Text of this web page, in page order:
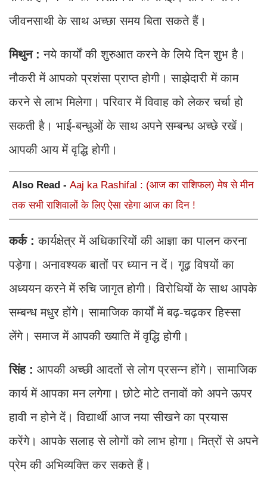
जीवनसाथी के साथ अच्छा समय बिता सकते हैं।
मिथुन :नये कार्यों की शुरुआत करने के लिये दिन शुभ है।
नौकरी में आपको प्रशंसा प्राप्त होगी। साझेदारी में काम
करने से लाभ मिलेगा। परिवार में विवाह को लेकर चर्चा हो
सकती है। भाई-बन्धुओं के साथ अपने सम्बन्ध अच्छे रखें।
आपकी आय में वृद्धि होगी।
Also Read - Aaj ka Rashifal : (आज का राशिफल) मेष से मीन
तक सभी राशिवालों के लिए ऐसा रहेगा आज का दिन !
कर्क :कार्यक्षेत्र में अधिकारियों की आज्ञा का पालन करना
पड़ेगा। अनावश्यक बातों पर ध्यान न दें। गूढ़ विषयों का
अध्ययन करने में रुचि जागृत होगी। विरोधियों के साथ आपके
सम्बन्ध मधुर होंगे। सामाजिक कार्यों में बढ़-चढ़कर हिस्सा
लेंगे। समाज में आपकी ख्याति में वृद्धि होगी।
सिंह : आपकी अच्छी आदतों से लोग प्रसन्न होंगे। सामाजिक
कार्य में आपका मन लगेगा। छोटे मोटे तनावों को अपने ऊपर
हावी न होने दें। विद्यार्थी आज नया सीखने का प्रयास
करेंगे। आपके सलाह से लोगों को लाभ होगा। मित्रों से अपने
प्रेम की अभिव्यक्ति कर सकते हैं।